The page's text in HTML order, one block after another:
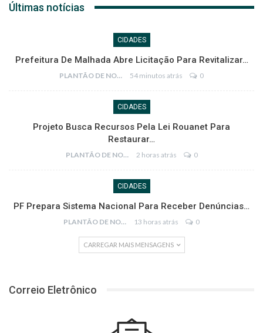
Últimas notícias
CIDADES
Prefeitura De Malhada Abre Licitação Para Revitalizar…
PLANTÃO DE NOTÍCIAS 54 minutos atrás 0
CIDADES
Projeto Busca Recursos Pela Lei Rouanet Para
Restaurar…
PLANTÃO DE NOTÍCIAS 2 horas atrás 0
CIDADES
PF Prepara Sistema Nacional Para Receber Denúncias…
PLANTÃO DE NOTÍCIAS 13 horas atrás 0
CARREGAR MAIS MENSAGENS
Correio Eletrônico